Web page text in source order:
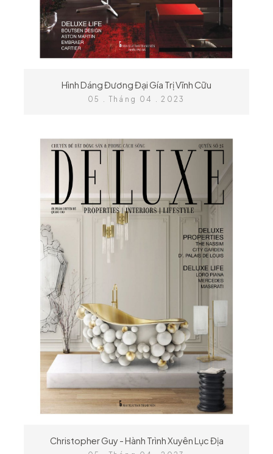
Hình Dáng Đương Đại Gía Trị Vĩnh Cữu
05 . Tháng 04 . 2023
Christopher Guy - Hành Trình Xuyên Lục Địa